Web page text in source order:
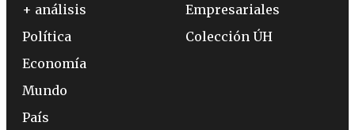
+ análisis
Política
Economía
Mundo
País
Empresariales
Colección ÚH